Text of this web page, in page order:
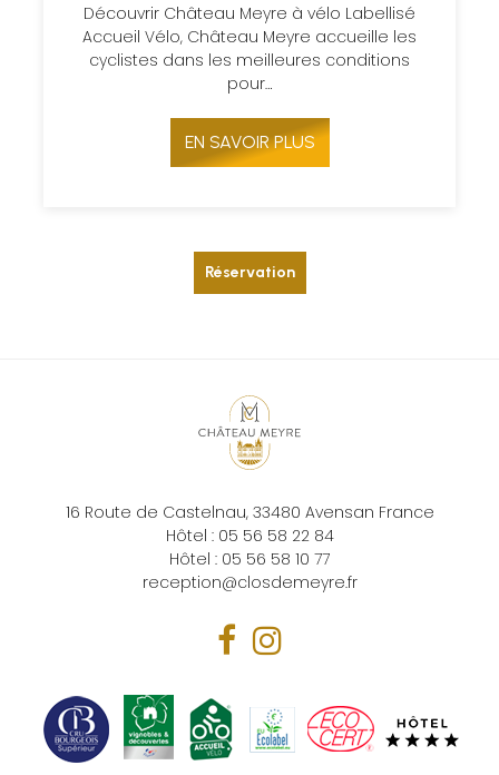
Découvrir Château Meyre à vélo Labellisé
Accueil Vélo, Château Meyre accueille les
cyclistes dans les meilleures conditions
pour…
EN SAVOIR PLUS
Réservation
16 Route de Castelnau, 33480 Avensan France
Hôtel : 05 56 58 22 84
Hôtel : 05 56 58 10 77
reception@closdemeyre.fr